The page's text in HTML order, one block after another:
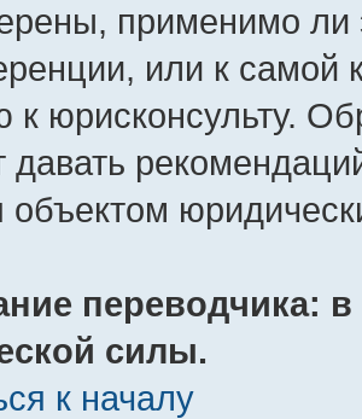
применимо ли
или к самой
юрисконсульту.
давать
объектом
переводчика:
силы.
к началу